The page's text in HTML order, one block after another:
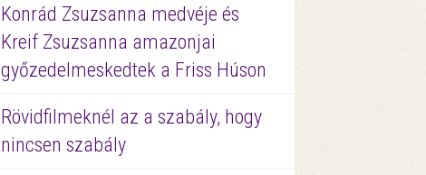
Konrád Zsuzsanna medvéje és
Kreif Zsuzsanna amazonjai
győzedelmeskedtek a Friss Húson
Rövidfilmeknél az a szabály, hogy
nincsen szabály